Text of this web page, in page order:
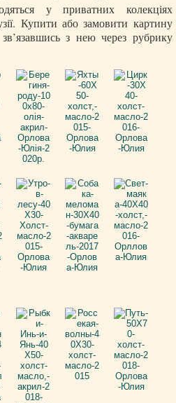
у приватних колекціях
Купити або замовити картину
з нею через рубрику